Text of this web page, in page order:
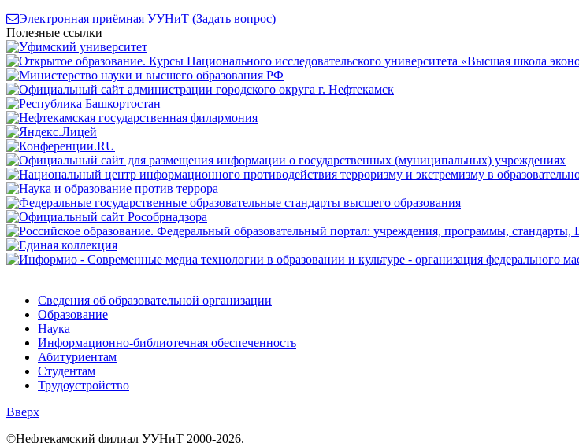
Электронная приёмная УУНиТ (Задать вопрос)
Полезные ссылки
Сведения об образовательной организации
Образование
Наука
Информационно-библиотечная обеспеченность
Абитуриентам
Студентам
Трудоустройство
Вверх
©Нефтекамский филиал УУНиТ 2000-2026.